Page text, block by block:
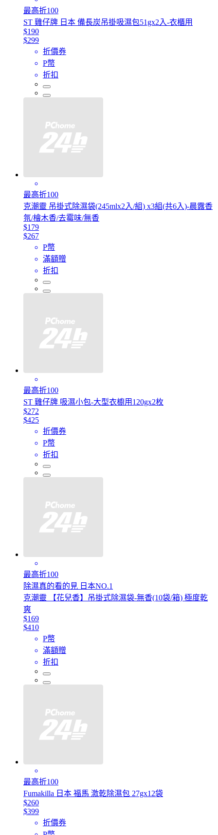
最高折100
ST 雞仔牌 日本 備長炭吊掛吸濕包51gx2入-衣櫃用
$190
$299
折價券
P幣
折扣
最高折100
克潮靈 吊掛式除濕袋(245mlx2入/組) x3組(共6入)-晨露香
氛/檜木香/去霉味/無香
$179
$267
P幣
滿額贈
折扣
最高折100
ST 雞仔牌 吸濕小包-大型衣櫥用120gx2枚
$272
$425
折價券
P幣
折扣
最高折100
除濕真的看的見 日本NO.1
克潮靈 【花兒香】吊掛式除濕袋-無香(10袋/箱) 極度乾
爽
$169
$410
P幣
滿額贈
折扣
最高折100
Fumakilla 日本 福馬 激乾除濕包 27gx12袋
$260
$399
折價券